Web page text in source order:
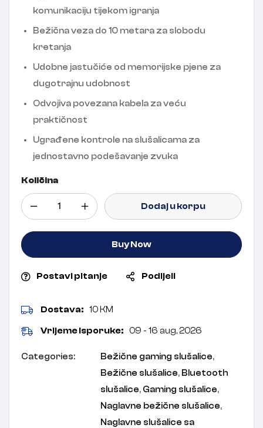
komunikaciju tijekom igranja
Bežična veza do 10 metara za slobodu
kretanja
Udobne jastučiće od memorijske pjene za
dugotrajnu udobnost
Odvojiva povezana kabela za veću
praktičnost
Ugrađene kontrole na slušalicama za
jednostavno podešavanje zvuka
Količina
Dodaj u korpu
Buy Now
Postavi pitanje Podijeli
Dostava: 10 KM
Vrijeme isporuke: 09 - 16 aug, 2026
Categories: Bežične gaming slušalice,
Bežične slušalice, Bluetooth
slušalice, Gaming slušalice,
Naglavne bežične slušalice,
Naglavne slušalice sa